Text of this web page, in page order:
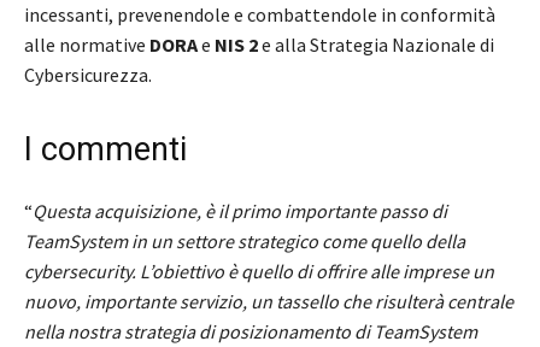
incessanti, prevenendole e combattendole in conformità
alle normative DORAe NIS 2e alla Strategia Nazionale di
Cybersicurezza.
I commenti
“Questa acquisizione, è il primo importante passo di
TeamSystem in un settore strategico come quello della
cybersecurity. L’obiettivo è quello di offrire alle imprese un
nuovo, importante servizio, un tassello che risulterà centrale
nella nostra strategia di posizionamento di TeamSystem